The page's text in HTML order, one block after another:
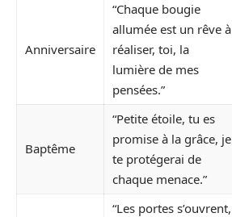
Anniversaire
“Chaque bougie
allumée est un rêve à
réaliser, toi, la
lumière de mes
pensées.”
Baptême
“Petite étoile, tu es
promise à la grâce, je
te protégerai de
chaque menace.”
“Les portes s’ouvrent,